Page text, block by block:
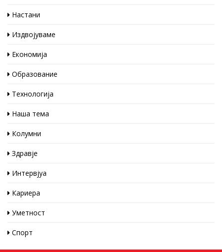
Настани
Издвојуваме
Економија
Образование
Технологија
Наша тема
Колумни
Здравје
Интервјуа
Кариера
Уметност
Спорт